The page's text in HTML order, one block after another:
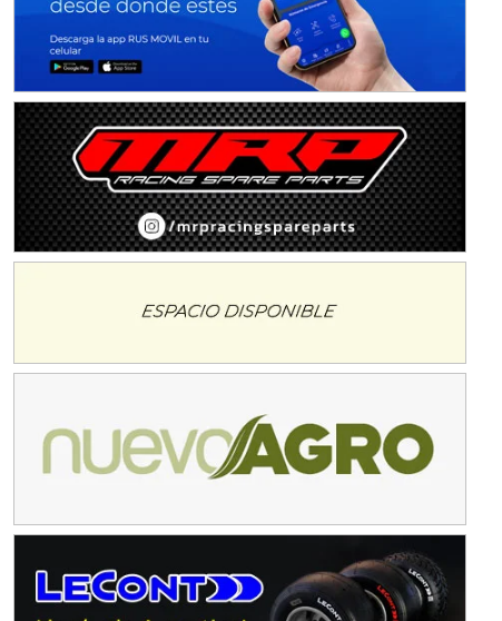
IAME SERIES ARGENTINA 6
Baradero (Buenos Aires)
KDO - F6
Ciudad de Trenque Lauquen (Asfalto)
Trenque Lauquen (Buenos Aires)
ENTRERRIANO - F6 (POSTERGADA)
Parque de la Velocidad (Asfalto)
Villaguay (Entre Ríos)
VICTORIENSE - F7
Moto Club Reginense (Tierra)
CSK - F7
Juventud Unida (Tierra)
Humboldt (Santa Fe)
Ciudad de Avellaneda (Asfalto)
SUR SANTAFESINO - F4